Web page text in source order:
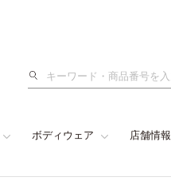
検
ボディウェア 店舗情報